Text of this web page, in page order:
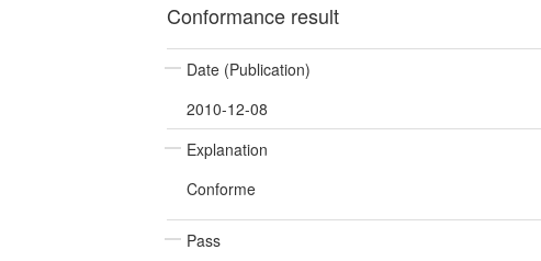
Conformance result
Date (Publication)
2010-12-08
Explanation
Conforme
Pass